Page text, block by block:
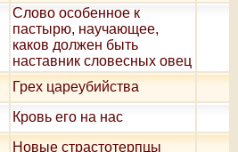
Слово особенное к
пастырю, научающее,
каков должен быть
наставник словесных овец
Грех цареубийства
Кровь его на нас
Новые страстотерпцы